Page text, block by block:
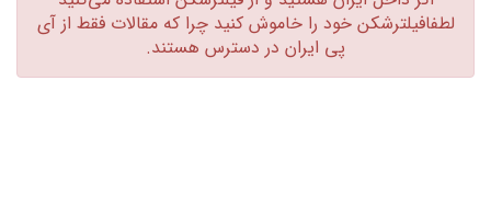
لطفافیلترشکن خود را خاموش کنید چرا که مقالات فقط از آی
پی ایران در دسترس هستند.‏